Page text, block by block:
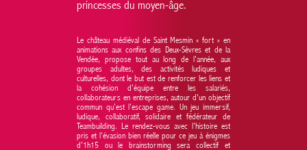
princesses du moyen-âge.
Le château médiéval de Saint Mesmin « fort » en
animations aux confins des Deux-Sèvres et de la
Vendée, propose tout au long de l’année, aux
groupes adultes, des activités ludiques et
culturelles, dont le but est de renforcer les liens et
la cohésion d’équipe entre les salariés,
collaborateurs en entreprises, autour d'un objectif
commun qu’est l’escape game. Un jeu immersif,
ludique, collaboratif, solidaire et fédérateur de
Teambuilding. Le rendez-vous avec l’histoire est
pris et l’évasion bien réelle pour ce jeu à énigmes
d’1h15 ou le brainstorming sera collectif et